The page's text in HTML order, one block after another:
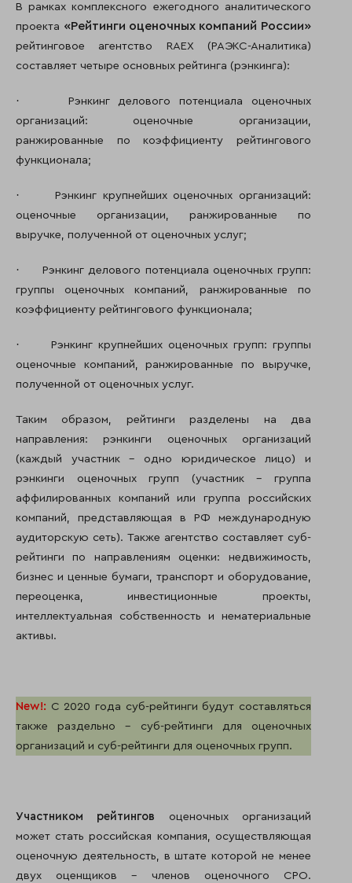
В рамках комплексного ежегодного аналитического
проекта «Рейтинги оценочных компаний России»
рейтинговое агентство RAEX (РАЭКС-Аналитика)
составляет четыре основных рейтинга (рэнкинга):
·
Рэнкинг делового потенциала оценочных
организаций: оценочные организации,
ранжированные по коэффициенту рейтингового
функционала;
·
Рэнкинг крупнейших оценочных организаций:
оценочные организации, ранжированные по
выручке, полученной от оценочных услуг;
·
Рэнкинг делового потенциала оценочных групп:
группы оценочных компаний, ранжированные по
коэффициенту рейтингового функционала;
·
Рэнкинг крупнейших оценочных групп: группы
оценочные компаний, ранжированные по выручке,
полученной от оценочных услуг.
Таким образом, рейтинги разделены на два
направления: рэнкинги оценочных организаций
(каждый участник – одно юридическое лицо) и
рэнкинги оценочных групп (участник – группа
аффилированных компаний или группа российских
компаний, представляющая в РФ международную
аудиторскую сеть). Также агентство составляет суб-
рейтинги по направлениям оценки: недвижимость,
бизнес и ценные бумаги, транспорт и оборудование,
переоценка, инвестиционные проекты,
интеллектуальная собственность и нематериальные
активы.
New!: С 2020 года суб-рейтинги будут составляться
также раздельно – суб-рейтинги для оценочных
организаций и суб-рейтинги для оценочных групп.
Участником рейтингов оценочных организаций
может стать российская компания, осуществляющая
оценочную деятельность, в штате которой не менее
двух оценщиков – членов оценочного СРО.